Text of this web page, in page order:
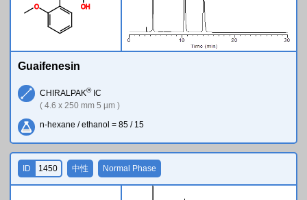
O
OH
Guaifenesin
CHIRALPAK®IC
( 4.6 x 250 mm 5 µm )
n-hexane / ethanol = 85 / 15
ID 1450 中性 Normal Phase